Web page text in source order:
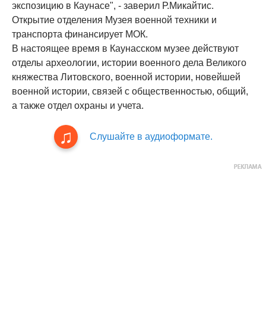
экспозицию в Каунасе", - заверил Р.Микайтис.
Открытие отделения Музея военной техники и
транспорта финансирует МОК.
В настоящее время в Каунасском музее действуют
отделы археологии, истории военного дела Великого
княжества Литовского, военной истории, новейшей
военной истории, связей с общественностью, общий,
а также отдел охраны и учета.
Слушайте в аудиоформате.